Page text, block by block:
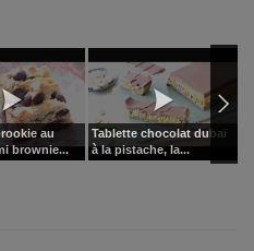
au
brownie...
Tablette chocolat dubaï
à la pistache, la...